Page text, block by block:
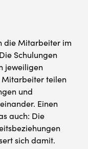
die Mitarbeiter im
Schulungen
jeweiligen
teilen
und
Einen
auch: Die
sich damit.